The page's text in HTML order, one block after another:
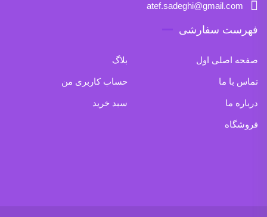
atef.sadeghi@gmail.com
فهرست سفارشی
صفحه اصلی اول بلاگ
تماس با ما حساب کاربری من
درباره ما سبد خرید
فروشگاه